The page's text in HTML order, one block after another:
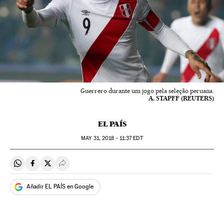
Guerrero durante um jogo pela seleção peruana.
A. STAPFF (REUTERS)
EL PAÍS
MAY31, 2018 - 11:37EDT
Compartir en Whatsapp
Compartir en Facebook
Compartir en Twitter
Desplegar Redes Sociales
Añadir EL PAÍS en Google